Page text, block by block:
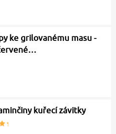
ke grilovanému masu -
kuřecí závitky